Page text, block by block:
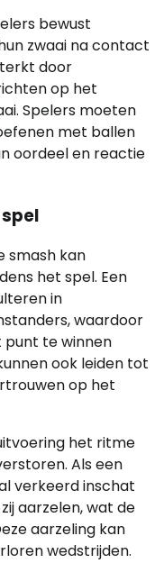
bewust
zwaai na contact
door
op het
Spelers moeten
met ballen
oordeel en reactie
smash kan
het spel. Een
in
waardoor
punt te winnen
ook leiden tot
op het
het ritme
Als een
verkeerd inschat
aarzelen, wat de
aarzeling kan
wedstrijden.